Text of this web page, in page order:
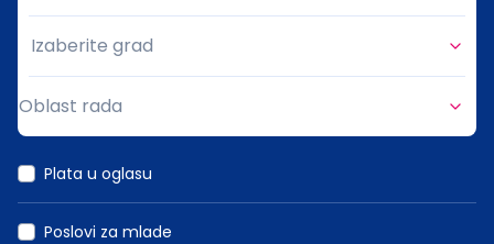
Grad
Izaberite grad
Oblast rada
Plata u oglasu
Poslovi za mlade